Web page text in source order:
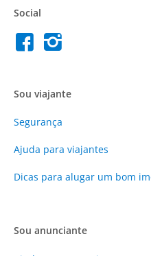
Social
Sou viajante
Segurança
Ajuda para viajantes
Dicas para alugar um bom
Sou anunciante